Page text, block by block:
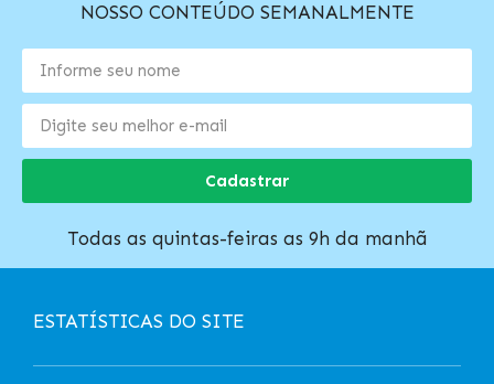
NOSSO CONTEÚDO SEMANALMENTE
Cadastrar
Todas as quintas-feiras as 9h da manhã
ESTATÍSTICAS DO SITE